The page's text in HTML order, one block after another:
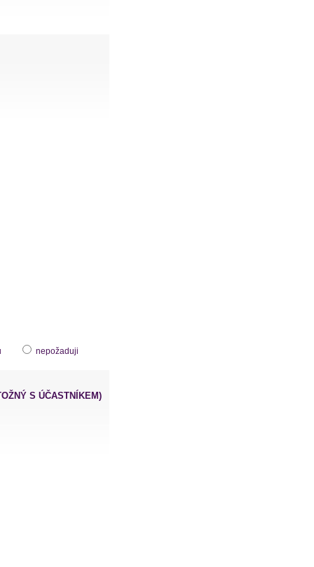
nepožaduji
S ÚČASTNÍKEM)